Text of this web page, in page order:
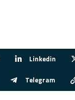
Linkedin
Telegram